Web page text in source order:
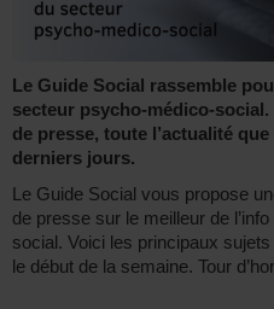
Le Guide Social rassemble
secteur psycho-médico-
de presse, toute l’actualité
derniers jours.
Le Guide Social vous propose
de presse sur le meilleur de
social. Voici les principaux
le début de la semaine. Tour